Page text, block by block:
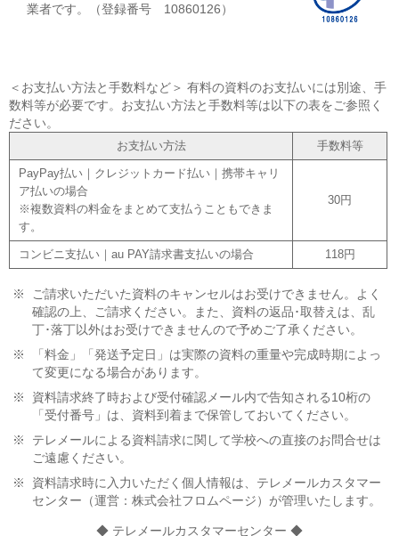
業者です。（登録番号 10860126）
＜お支払い方法と手数料など＞ 有料の資料のお支払いには別途、手
数料等が必要です。お支払い方法と手数料等は以下の表をご参照く
ださい。
お支払い方法 手数料等
PayPay払い｜クレジットカード払い｜携帯キャリ
ア払いの場合
※複数資料の料金をまとめて支払うこともできま
す。
30円
コンビニ支払い｜au PAY請求書支払いの場合 118円
※
ご請求いただいた資料のキャンセルはお受けできません。よく
確認の上、ご請求ください。また、資料の返品･取替えは、乱
丁･落丁以外はお受けできませんので予めご了承ください。
※
「料金」「発送予定日」は実際の資料の重量や完成時期によっ
て変更になる場合があります。
※
資料請求終了時および受付確認メール内で告知される10桁の
「受付番号」は、資料到着まで保管しておいてください。
※
テレメールによる資料請求に関して学校への直接のお問合せは
ご遠慮ください。
※
資料請求時に入力いただく個人情報は、テレメールカスタマー
センター（運営：株式会社フロムページ）が管理いたします。
◆ テレメールカスタマーセンター ◆